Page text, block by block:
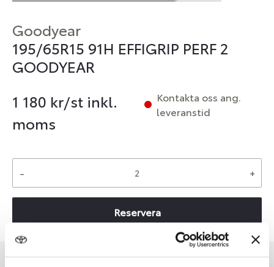
Goodyear
195/65R15 91H EFFIGRIP PERF 2
GOODYEAR
1 180 kr/st inkl.
moms
Kontakta oss ang.
leveranstid
- +
Reservera